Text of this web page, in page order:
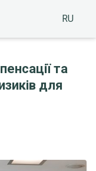
RU
та
для